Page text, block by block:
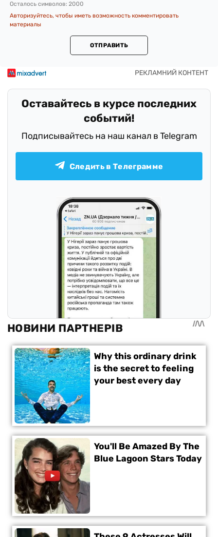
Осталось символов: 2000
Авторизуйтесь, чтобы иметь возможность комментировать
материалы
ОТПРАВИТЬ
Оставайтесь в курсе последних
событий!
Подписывайтесь на наш канал в Telegram
Следить в Телеграмме